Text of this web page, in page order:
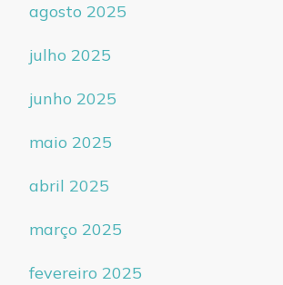
agosto 2025
julho 2025
junho 2025
maio 2025
abril 2025
março 2025
fevereiro 2025